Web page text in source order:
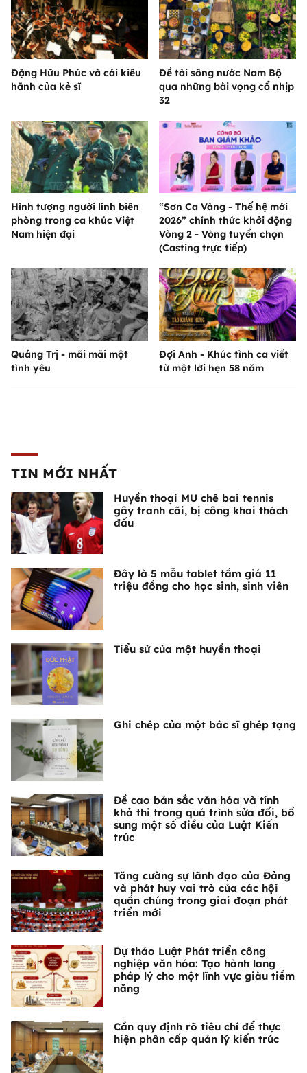
Đặng Hữu Phúc và cái kiêu
hãnh của kẻ sĩ
Đề tài sông nước Nam Bộ
qua những bài vọng cổ nhịp
32
Hình tượng người lính biên
phòng trong ca khúc Việt
Nam hiện đại
“Sơn Ca Vàng - Thế hệ mới
2026” chính thức khởi động
Vòng 2 - Vòng tuyển chọn
(Casting trực tiếp)
Quảng Trị - mãi mãi một
tình yêu
Đợi Anh - Khúc tình ca viết
từ một lời hẹn 58 năm
TIN MỚI NHẤT
Huyền thoại MU chê bai tennis
gây tranh cãi, bị công khai thách
đấu
Đây là 5 mẫu tablet tầm giá 11
triệu đồng cho học sinh, sinh viên
Tiểu sử của một huyền thoại
Ghi chép của một bác sĩ ghép tạng
Đề cao bản sắc văn hóa và tính
khả thi trong quá trình sửa đổi, bổ
sung một số điều của Luật Kiến
trúc
Tăng cường sự lãnh đạo của Đảng
và phát huy vai trò của các hội
quần chúng trong giai đoạn phát
triển mới
Dự thảo Luật Phát triển công
nghiệp văn hóa: Tạo hành lang
pháp lý cho một lĩnh vực giàu tiềm
năng
Cần quy định rõ tiêu chí để thực
hiện phân cấp quản lý kiến trúc